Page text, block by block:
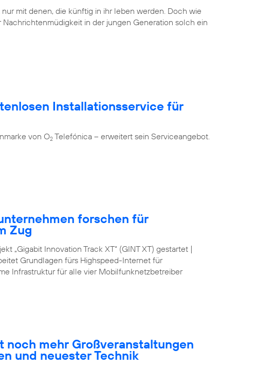
mit denen, die künftig in ihr leben werden. Doch wie
in der jungen Generation solch ein
Installationsservice für
von O2 Telefónica – erweitert sein Serviceangebot.
forschen für
Zug
„Gigabit Innovation Track XT“ (GINT XT) gestartet |
Grundlagen fürs Highspeed-Internet für
Infrastruktur für alle vier Mobilfunknetzbetreiber
noch mehr Großveranstaltungen
und neuester Technik